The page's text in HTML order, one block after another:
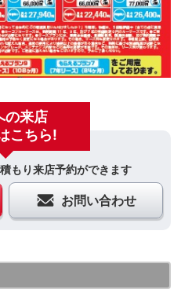
の来店
こちら!
もり来店予約ができます
お問い合わせ